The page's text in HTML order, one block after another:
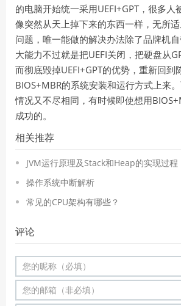
的电脑开始统一采用UEFI+GPT，很多人
像突然从天上掉下来的东西一样，无所
问题，唯一能做的解决办法除了品牌机
大能力不过就是把UEFI关闭，把硬盘从
而彻底毁掉UEFI+GPT的优势，重新回到
BIOS+MBR的系统安装和运行方式上来
情况又不尽相同，有时候即使想用
成功的。
相关推荐
JVM运行原理及Stack和Heap的实现过程
操作系统中断解析
常见的CPU架构有哪些？
评论